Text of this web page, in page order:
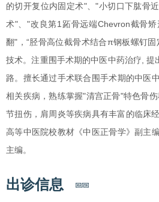
的切开复位内固定术"、"小切口下肱骨
术"、"改良第1跖骨远端Chevron截骨
翻"，“胫骨高位截骨术结合π钢板螺钉
技术。注重围手术期的中医中药治疗, 提
路。擅长通过手术联合围手术期的中医
相关疾病，熟练掌握"清宫正骨"特色骨
节扭伤，肩周炎等疾病具有丰富的临床
高等中医院校教材《中医正骨学》副主
主编。
出诊信息